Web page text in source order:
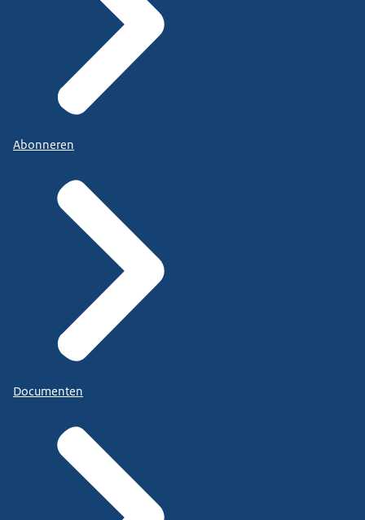
Abonneren
Documenten